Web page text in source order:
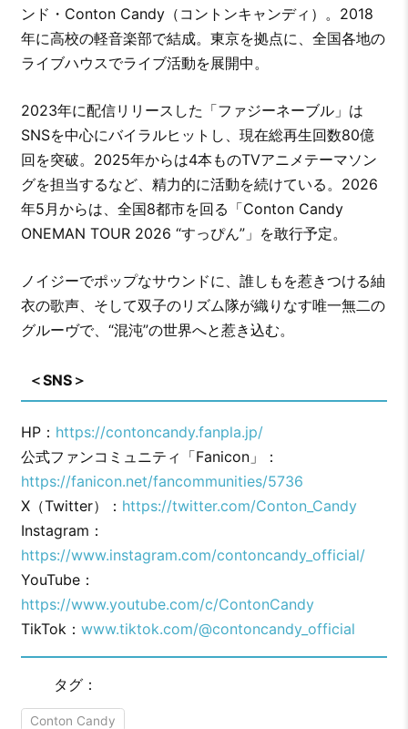
ンド・Conton Candy（コントンキャンディ）。2018
年に高校の軽音楽部で結成。東京を拠点に、全国各地の
ライブハウスでライブ活動を展開中。
2023年に配信リリースした「ファジーネーブル」は
SNSを中心にバイラルヒットし、現在総再生回数80億
回を突破。2025年からは4本ものTVアニメテーマソン
グを担当するなど、精力的に活動を続けている。2026
年5月からは、全国8都市を回る「Conton Candy
ONEMAN TOUR 2026 “すっぴん”」を敢行予定。
ノイジーでポップなサウンドに、誰しもを惹きつける紬
衣の歌声、そして双子のリズム隊が織りなす唯一無二の
グルーヴで、“混沌”の世界へと惹き込む。
＜SNS＞
HP： https://contoncandy.fanpla.jp/
公式ファンコミュニティ「Fanicon」：
https://fanicon.net/fancommunities/5736
X（Twitter）： https://twitter.com/Conton_Candy
Instagram：
https://www.instagram.com/contoncandy_official/
YouTube：
https://www.youtube.com/c/ContonCandy
TikTok： www.tiktok.com/@contoncandy_official
タグ：
Conton Candy